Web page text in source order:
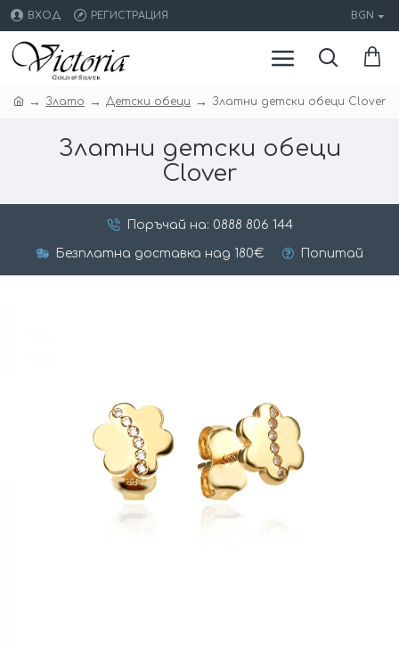
ВХОД РЕГИСТРАЦИЯ BGN
Злато Детски обеци Златни детски обеци Clover
Златни детски обеци
Clover
Поръчай на: 0888 806 144
Безплатна доставка над 180€ Попитай